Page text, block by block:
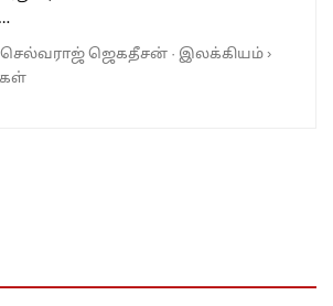
செல்வராஜ் ஜெகதீசன் · இலக்கியம்›